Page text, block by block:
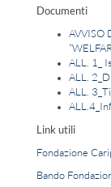
Documenti
AVVISO
ALL. 1_
ALL.
ALL.
Link utili
Fondazione
Bando